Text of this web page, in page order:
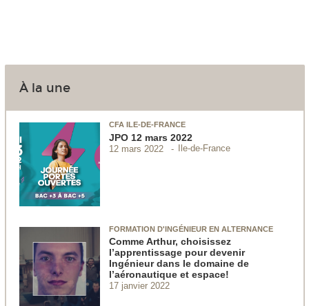
À la une
CFA ILE-DE-FRANCE
JPO 12 mars 2022
12 mars 2022 Ile-de-France
FORMATION D'INGÉNIEUR EN ALTERNANCE
Comme Arthur, choisissez
l’apprentissage pour devenir
Ingénieur dans le domaine de
l’aéronautique et espace!
17 janvier 2022